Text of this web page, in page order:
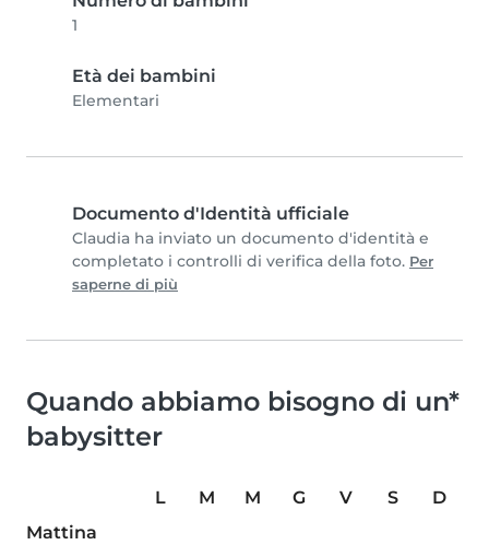
1
Età dei bambini
Elementari
Documento d'Identità ufficiale
Claudia ha inviato un documento d'identità e
completato i controlli di verifica della foto. Per
saperne di più
Quando abbiamo bisogno di un*
babysitter
L M M G V S
D
Mattina